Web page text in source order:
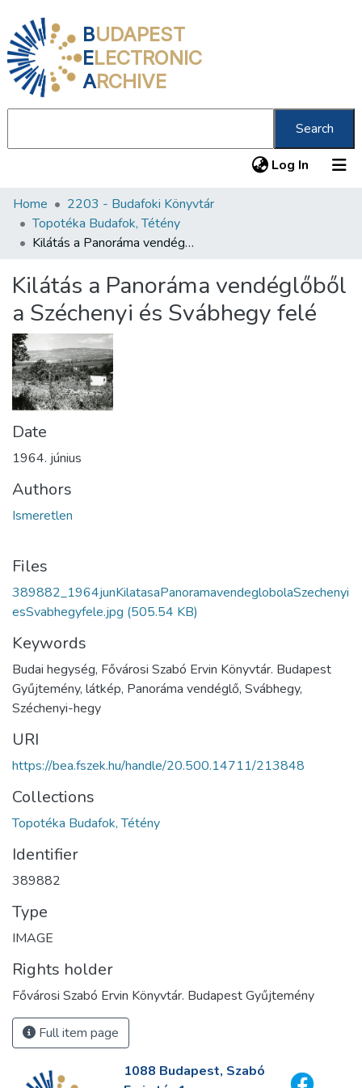
BUDAPEST
ELECTRONIC
ARCHIVE
Search
Log In (current)
Communities & Collections
All of DSpace
About us
Home
2203 - Budafoki Könyvtár
Topotéka Budafok, Tétény
Kilátás a Panoráma vendéglőből a Széchenyi és Svábhegy felé
Kilátás a Panoráma vendéglőből
a Széchenyi és Svábhegy felé
Date
1964. június
Authors
Ismeretlen
Files
389882_1964junKilatasaPanoramavendeglobolaSzechenyi
esSvabhegyfele.jpg (505.54 KB)
Keywords
Budai hegység, Fővárosi Szabó Ervin Könyvtár. Budapest
Gyűjtemény, látkép, Panoráma vendéglő, Svábhegy,
Széchenyi-hegy
URI
https://bea.fszek.hu/handle/20.500.14711/213848
Collections
Topotéka Budafok, Tétény
Identifier
389882
Type
IMAGE
Rights holder
Fővárosi Szabó Ervin Könyvtár. Budapest Gyűjtemény
Full item page
1088 Budapest, Szabó